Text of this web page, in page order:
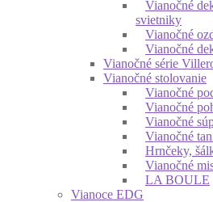
Vianočné
svietniky
Vianočné
Vianočné
Vianočné série
Vianočné stolovanie
Vianočné
Vianočné
Vianočné
Vianočné
Hrnčeky,
Vianočné
LA BOULE
Vianoce EDG